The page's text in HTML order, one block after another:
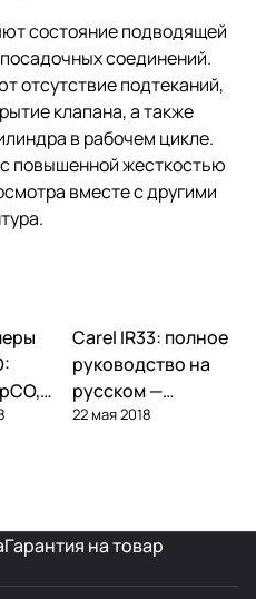
состояние подводящей
соединений.
отсутствие подтеканий,
клапана, а также
в рабочем цикле.
повышенной жесткостью
вместе с другими
и Автоматика и
контроллеры
Carel IR33: полное
руководство на
русском —
параметры,
22 мая 2018
Гарантия на товар